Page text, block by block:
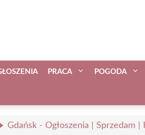
PRACA POGODA
Gdańsk - Ogłoszenia | Sprzedam